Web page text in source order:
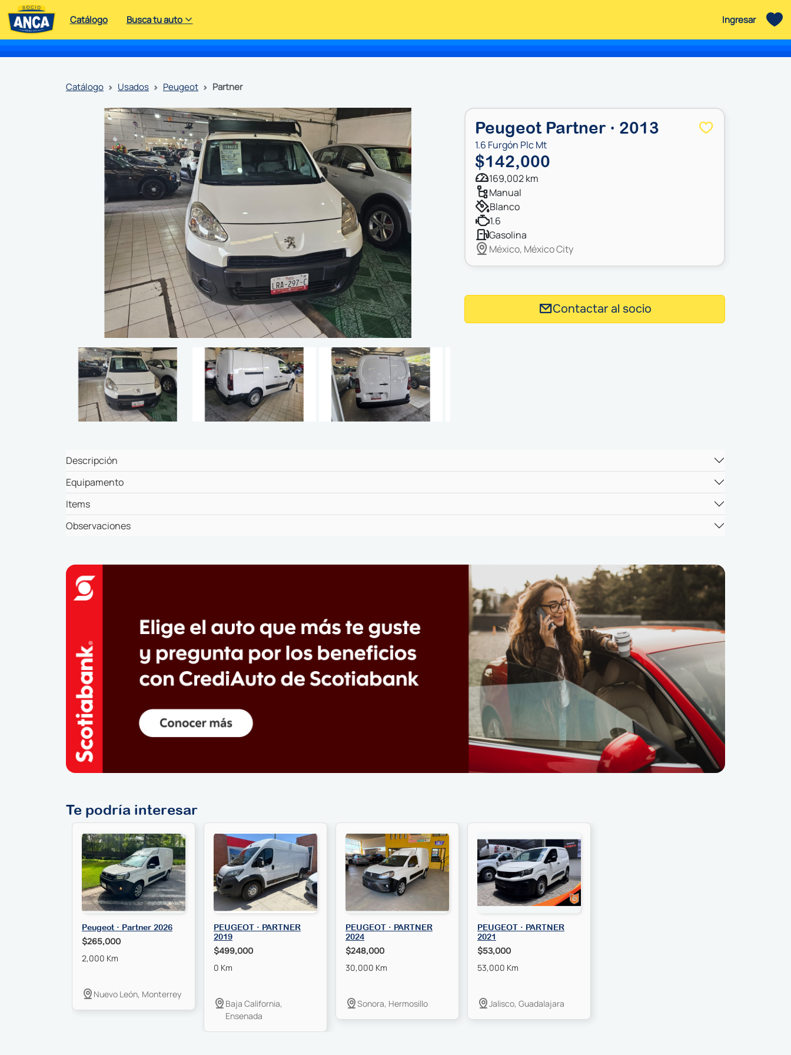
Catálogo Busca tu auto Ingresar
catálogo usados peugeot partner
Peugeot Partner · 2013
1.6 Furgón Plc Mt
$142,000
169,002 km
manual
blanco
1.6
gasolina
México, México City
Contactar al socio
Descripción
Equipamento
Items
Observaciones
Te podría interesar
Peugeot · Partner 2026
$265,000
2,000 Km
Nuevo León, Monterrey
PEUGEOT · PARTNER
2019
$499,000
0 Km
Baja California,
Ensenada
PEUGEOT · PARTNER
2024
$248,000
30,000 Km
Sonora, Hermosillo
PEUGEOT · PARTNER
2021
$53,000
53,000 Km
Jalisco, Guadalajara